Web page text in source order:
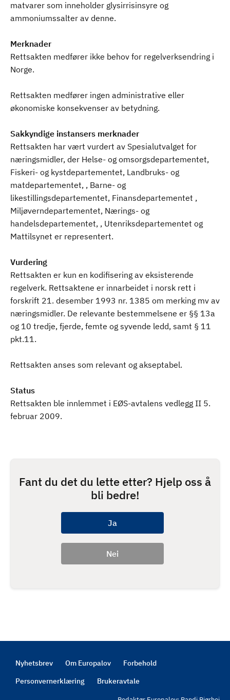
matvarer som inneholder glysirrisinsyre og
ammoniumssalter av denne.
Merknader
Rettsakten medfører ikke behov for regelverksendring i
Norge.
Rettsakten medfører ingen administrative eller
økonomiske konsekvenser av betydning.
Sakkyndige instansers merknader
Rettsakten har vært vurdert av Spesialutvalget for
næringsmidler, der Helse- og omsorgsdepartementet,
Fiskeri- og kystdepartementet, Landbruks- og
matdepartementet, , Barne- og
likestillingsdepartementet, Finansdepartementet ,
Miljøverndepartementet, Nærings- og
handelsdepartementet, , Utenriksdepartementet og
Mattilsynet er representert.
Vurdering
Rettsakten er kun en kodifisering av eksisterende
regelverk. Rettsaktene er innarbeidet i norsk rett i
forskrift 21. desember 1993 nr. 1385 om merking mv av
næringsmidler. De relevante bestemmelsene er §§ 13a
og 10 tredje, fjerde, femte og syvende ledd, samt § 11
pkt.11.
Rettsakten anses som relevant og akseptabel.
Status
Rettsakten ble innlemmet i EØS-avtalens vedlegg II 5.
februar 2009.
Fant du det du lette etter? Hjelp oss å
bli bedre!
Footer
Nyhetsbrev Om Europalov
Forbehold
Personvernerklæring
Brukeravtale